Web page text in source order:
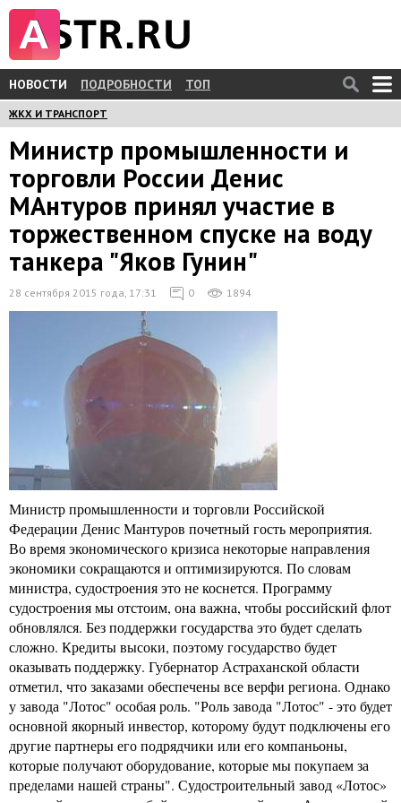
НОВОСТИ ПОДРОБНОСТИ ТОП
ЖКХ И ТРАНСПОРТ
Министр промышленности и
торговли России Денис
МАнтуров принял участие в
торжественном спуске на воду
танкера "Яков Гунин"
28 сентября 2015 года, 17:31 0 1894
Министр промышленности и торговли Российской
Федерации Денис Мантуров почетный гость мероприятия.
Во время экономического кризиса некоторые направления
экономики сокращаются и оптимизируются. По словам
министра, судостроения это не коснется. Программу
судостроения мы отстоим, она важна, чтобы российский флот
обновлялся. Без поддержки государства это будет сделать
сложно. Кредиты высоки, поэтому государство будет
оказывать поддержку. Губернатор Астраханской области
отметил, что заказами обеспечены все верфи региона. Однако
у завода "Лотос" особая роль. "Роль завода "Лотос" - это будет
основной якорный инвестор, которому будут подключены его
другие партнеры его подрядчики или его компаньоны,
которые получают оборудование, которые мы покупаем за
пределами нашей страны". Судостроительный завод «Лотос»